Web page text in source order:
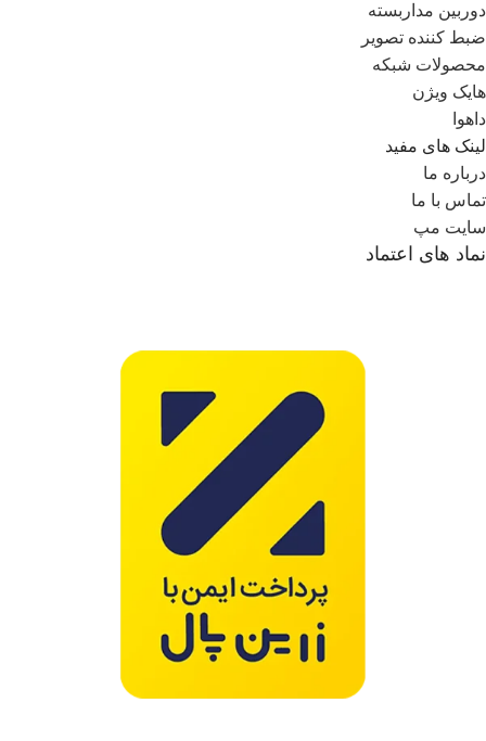
دوربین مداربسته
ضبط کننده تصویر
محصولات شبکه
هایک ویژن
داهوا
لینک های مفید
درباره ما
تماس با ما
سایت مپ
نماد های اعتماد